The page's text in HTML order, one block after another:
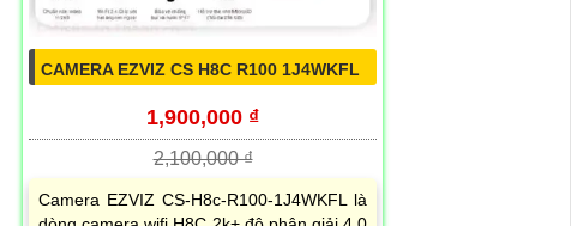
CAMERA EZVIZ CS H8C R100 1J4WKFL
1,900,000 ₫
2,100,000 ₫
Camera EZVIZ CS-H8c-R100-1J4WKFL là